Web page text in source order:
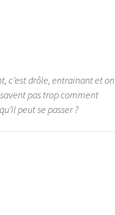
c’est drôle, entrainant et on
pas trop comment
peut se passer ?